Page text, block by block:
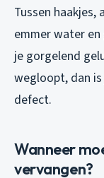
Tussen
emmer water
je gorgelend
wegloopt, dan
defect.
Wanneer
vervangen?